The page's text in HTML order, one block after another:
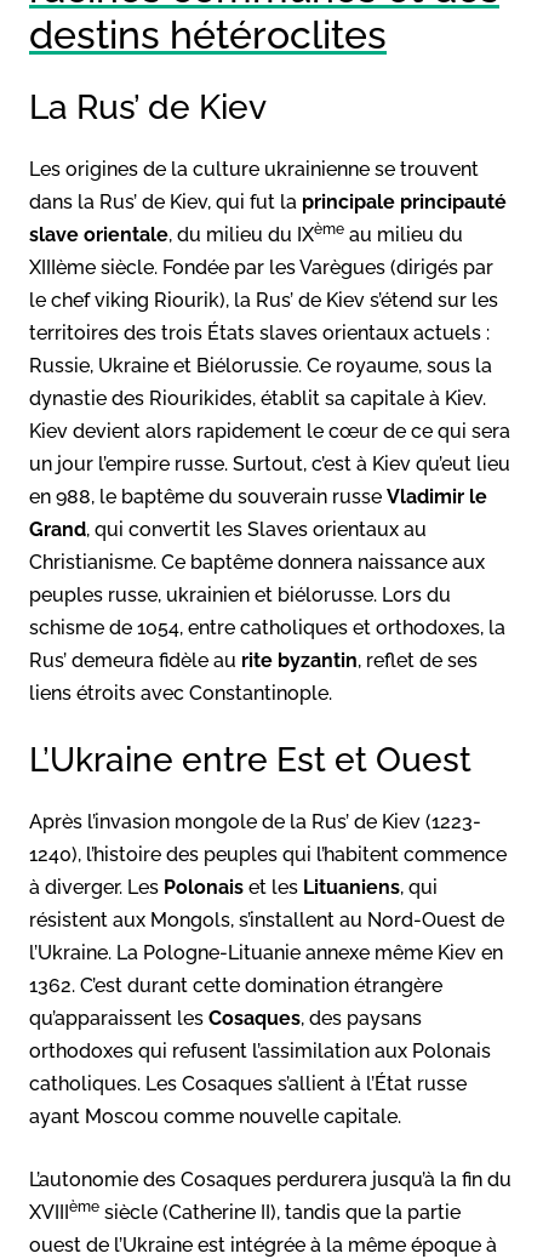
destins hétéroclites
La Rus’ de Kiev
Les origines de la culture ukrainienne se trouvent
dans la Rus’ de Kiev, qui fut la principale principauté
slave orientale, du milieu du IXème au milieu du
XIIIème siècle. Fondée par les Varègues (dirigés par
le chef viking Riourik), la Rus’ de Kiev s’étend sur les
territoires des trois États slaves orientaux actuels :
Russie, Ukraine et Biélorussie. Ce royaume, sous la
dynastie des Riourikides, établit sa capitale à Kiev.
Kiev devient alors rapidement le cœur de ce qui sera
un jour l’empire russe. Surtout, c’est à Kiev qu’eut lieu
en 988, le baptême du souverain russe Vladimir le
Grand, qui convertit les Slaves orientaux au
Christianisme. Ce baptême donnera naissance aux
peuples russe, ukrainien et biélorusse. Lors du
schisme de 1054, entre catholiques et orthodoxes, la
Rus’ demeura fidèle au rite byzantin, reflet de ses
liens étroits avec Constantinople.
L’Ukraine entre Est et Ouest
Après l’invasion mongole de la Rus’ de Kiev (1223-
1240), l’histoire des peuples qui l’habitent commence
à diverger. Les Polonais et les Lituaniens, qui
résistent aux Mongols, s’installent au Nord-Ouest de
l’Ukraine. La Pologne-Lituanie annexe même Kiev en
1362. C’est durant cette domination étrangère
qu’apparaissent les Cosaques, des paysans
orthodoxes qui refusent l’assimilation aux Polonais
catholiques. Les Cosaques s’allient à l’État russe
ayant Moscou comme nouvelle capitale.
L’autonomie des Cosaques perdurera jusqu’à la fin du
XVIIIème siècle (Catherine II), tandis que la partie
ouest de l’Ukraine est intégrée à la même époque à